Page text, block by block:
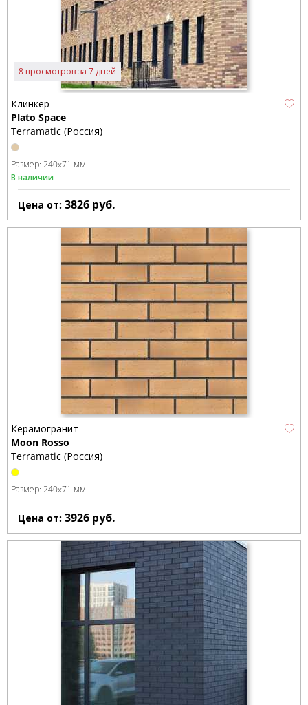
8 просмотров за 7 дней
Клинкер
Plato Space
Terramatic (Россия)
Размер: 240x71 мм
В наличии
Цена от: 3826 руб.
Керамогранит
Moon Rosso
Terramatic (Россия)
Размер: 240x71 мм
Цена от: 3926 руб.